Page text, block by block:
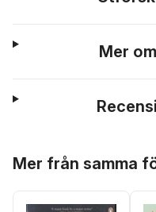
Mer
Mer från samma